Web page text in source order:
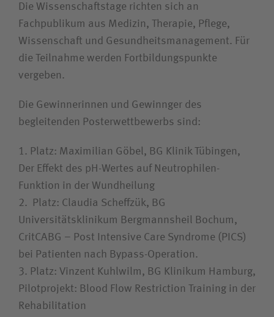
Die Wissenschaftstage richten sich an
Fachpublikum aus Medizin, Therapie, Pflege,
Wissenschaft und Gesundheits­management. Für
die Teilnahme werden Fortbildungs­punkte
vergeben.
Die Gewinnerinnen und Gewinnger des
begleitenden Posterwettbewerbs sind:
1. Platz: Maximilian Göbel, BG Klinik Tübingen,
Der Effekt des pH-Wertes auf Neutrophilen-
Funktion in der Wundheilung
2. Platz: Claudia Scheffzük, BG
Universitätsklinikum Bergmannsheil Bochum,
CritCABG – Post Intensive Care Syndrome (PICS)
bei Patienten nach Bypass-Operation.
3. Platz: Vinzent Kuhlwilm, BG Klinikum Hamburg,
Pilotprojekt: Blood Flow Restriction Training in der
Rehabilitation